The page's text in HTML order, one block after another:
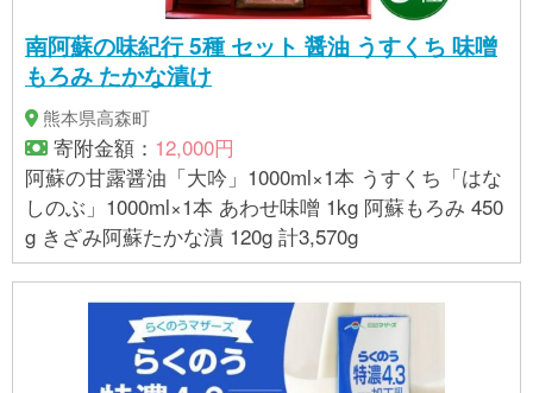
南阿蘇の味紀行 5種 セット 醤油 うすくち 味噌
もろみ たかな漬け
熊本県高森町
寄附金額： 12,000円
阿蘇の甘露醤油「大吟」1000ml×1本 うすくち「はな
しのぶ」1000ml×1本 あわせ味噌 1kg 阿蘇もろみ 450
g きざみ阿蘇たかな漬 120g 計3,570g